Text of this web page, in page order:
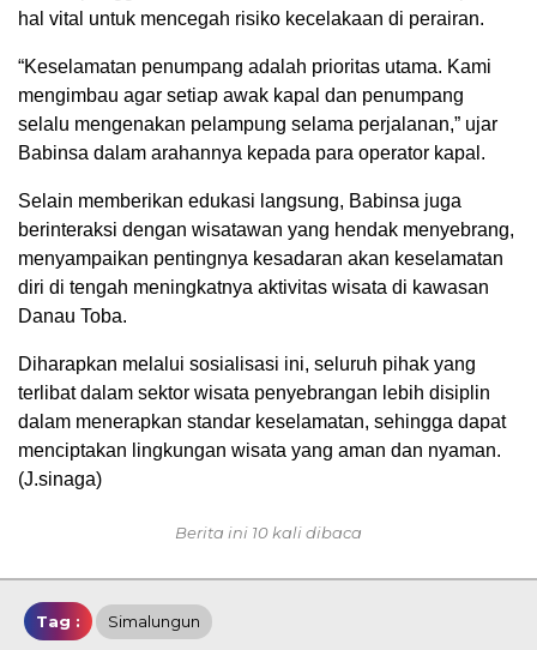
hal vital untuk mencegah risiko kecelakaan di perairan.
“Keselamatan penumpang adalah prioritas utama. Kami
mengimbau agar setiap awak kapal dan penumpang
selalu mengenakan pelampung selama perjalanan,” ujar
Babinsa dalam arahannya kepada para operator kapal.
Selain memberikan edukasi langsung, Babinsa juga
berinteraksi dengan wisatawan yang hendak menyebrang,
menyampaikan pentingnya kesadaran akan keselamatan
diri di tengah meningkatnya aktivitas wisata di kawasan
Danau Toba.
Diharapkan melalui sosialisasi ini, seluruh pihak yang
terlibat dalam sektor wisata penyebrangan lebih disiplin
dalam menerapkan standar keselamatan, sehingga dapat
menciptakan lingkungan wisata yang aman dan nyaman.
(J.sinaga)
Berita ini 10 kali dibaca
Tag : Simalungun